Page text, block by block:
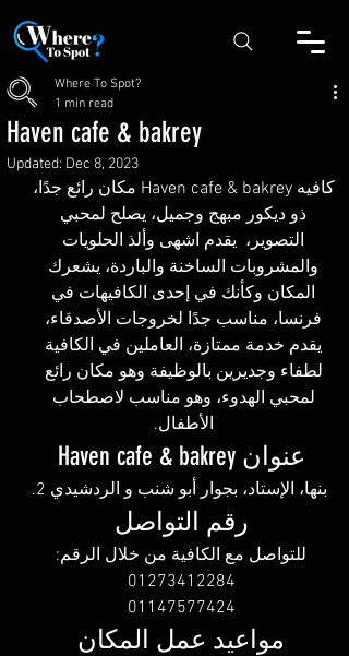
Haven cafe & bakrey
Where To Spot?
1 min read
Updated: Dec 8, 2023
كافيه Haven cafe & bakrey مكان رائع جدًا،
ذو ديكور مبهج وجميل، يصلح لمحبي
التصوير،  يقدم اشهى وألذ الحلويات
والمشروبات الساخنة والباردة، يشعرك
المكان وكأنك في إحدى الكافيهات في
فرنسا، مناسب جدًا لخروجات الأصدقاء،
يقدم خدمة ممتازة، العاملين في الكافية
لطفاء وجديرين بالوظيفة وهو مكان رائع
لمحبي الهدوء، وهو مناسب لاصطحاب
الأطفال.
عنوان Haven cafe & bakrey
رقم التواصل
للتواصل مع الكافية من خلال الرقم:
01273412284
01147577424
مواعيد عمل المكان